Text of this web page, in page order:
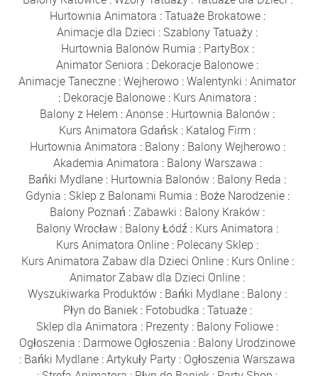
Hurtownia Animatora :Tatuaże Brokatowe:
Animacje dla Dzieci : Szablony Tatuaży :
Hurtownia Balonów Rumia : PartyBox:
Animator Seniora : Dekoracje Balonowe :
Animacje Taneczne :Wejherowo :Walentynki :Animator
: Dekoracje Balonowe : Kurs Animatora :
Balony z Helem :Anonse : Hurtownia Balonów :
Kurs Animatora Gdańsk : Katalog Firm :
Hurtownia Animatora : Balony: Balony Wejherowo:
Akademia Animatora : Balony Warszawa :
Bańki Mydlane : Hurtownia Balonów : Balony Reda :
Gdynia : Sklep z Balonami Rumia : Boże Narodzenie:
Balony Poznań :Zabawki : Balony Kraków :
Balony Wrocław : Balony Łódź : Kurs Animatora :
Kurs Animatora Online : Polecany Sklep :
Kurs Animatora Zabaw dla Dzieci Online: Kurs Online:
Animator Zabaw dla Dzieci Online :
Wyszukiwarka Produktów : Bańki Mydlane : Balony :
Płyn do Baniek: Fotobudka :Tatuaże:
Sklep dla Animatora : Prezenty : Balony Foliowe :
Ogłoszenia : Darmowe Ogłoszenia : Balony Urodzinowe
: Bańki Mydlane :Artykuły Party : Ogłoszenia Warszawa